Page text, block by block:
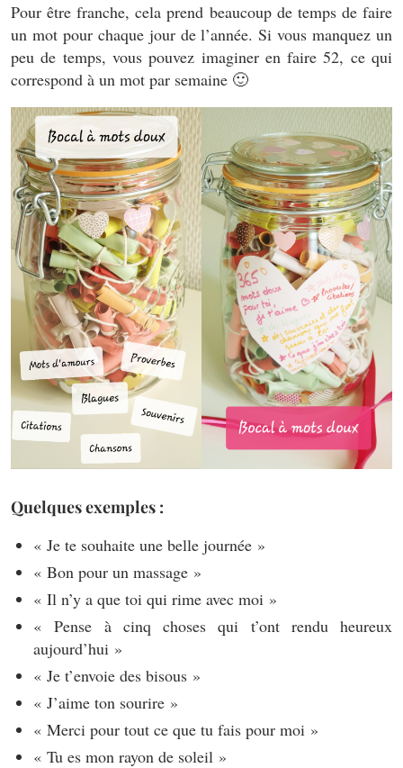
Pour être franche, cela prend beaucoup de temps de faire
un mot pour chaque jour de l’année. Si vous manquez un
peu de temps, vous pouvez imaginer en faire 52, ce qui
correspond à un mot par semaine 🙂
Quelques exemples :
« Je te souhaite une belle journée »
« Bon pour un massage »
« Il n’y a que toi qui rime avec moi »
« Pense à cinq choses qui t’ont rendu heureux
aujourd’hui »
« Je t’envoie des bisous »
« J’aime ton sourire »
« Merci pour tout ce que tu fais pour moi »
« Tu es mon rayon de soleil »